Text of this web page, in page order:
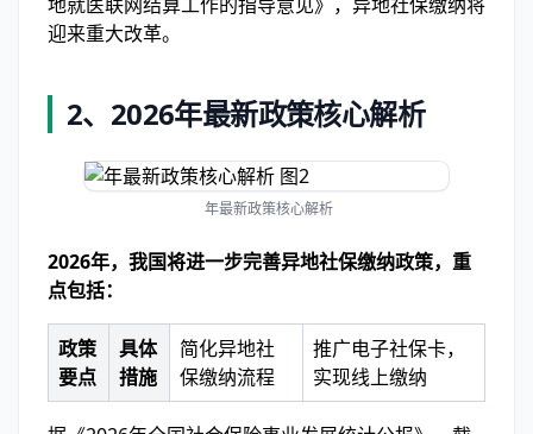
迎来重大改革。
2、2026年最新政策核心解析
年最新政策核心解析
2026年，我国将进一步完善异地社保缴纳政策，重
点包括：
政策
要点
具体
措施
简化异地社
保缴纳流程
推广电子社保卡，
实现线上缴纳